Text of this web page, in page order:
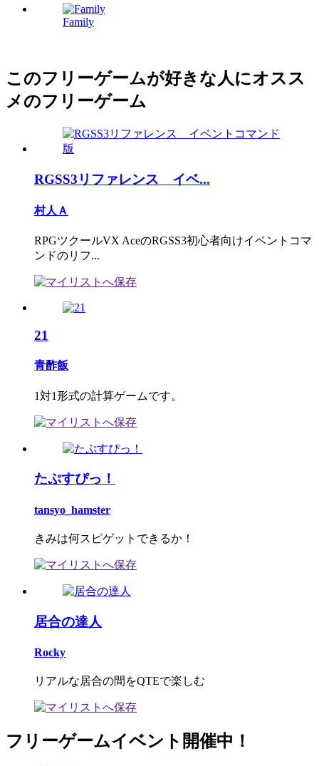
Family
このフリーゲームが好きな人にオスス
メのフリーゲーム
RGSS3リファレンス イベ...
村人Ａ
RPGツクールVX AceのRGSS3初心者向けイベントコマ
ンドのリフ...
21
青酢飯
1対1形式の計算ゲームです。
たぷすぴっ！
tansyo_hamster
きみは何スピゲットできるか！
居合の達人
Rocky
リアルな居合の間をQTEで楽しむ
フリーゲームイベント開催中！